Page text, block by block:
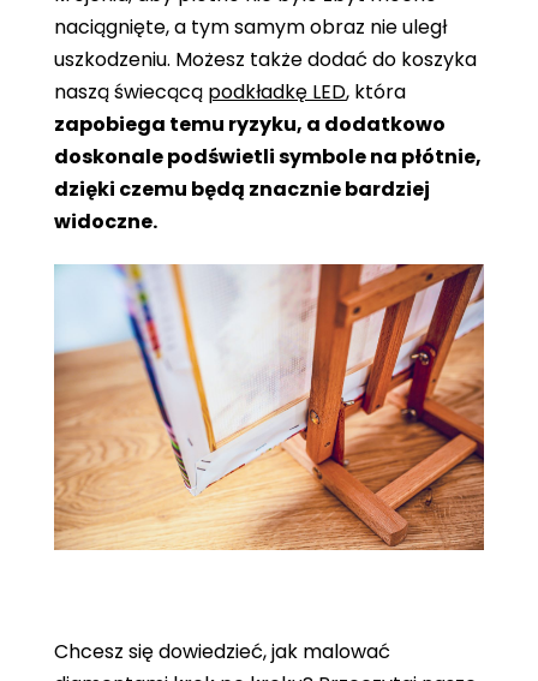
naciągnięte, a tym samym obraz nie uległ
uszkodzeniu. Możesz także dodać do koszyka
naszą świecącą podkładkę LED, która
zapobiega temu ryzyku, a dodatkowo
doskonale podświetli symbole na płótnie,
dzięki czemu będą znacznie bardziej
widoczne.
Chcesz się dowiedzieć, jak malować